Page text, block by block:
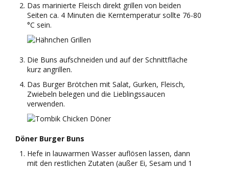
Das marinierte Fleisch direkt grillen von beiden
Seiten ca. 4 Minuten die Kerntemperatur sollte 76-80
°C sein.
Die Buns aufschneiden und auf der Schnittfläche
kurz angrillen.
Das Burger Brötchen mit Salat, Gurken, Fleisch,
Zwiebeln belegen und die Lieblingssaucen
verwenden.
Döner Burger Buns
Hefe in lauwarmen Wasser auflösen lassen, dann
mit den restlichen Zutaten (außer Ei, Sesam und 1